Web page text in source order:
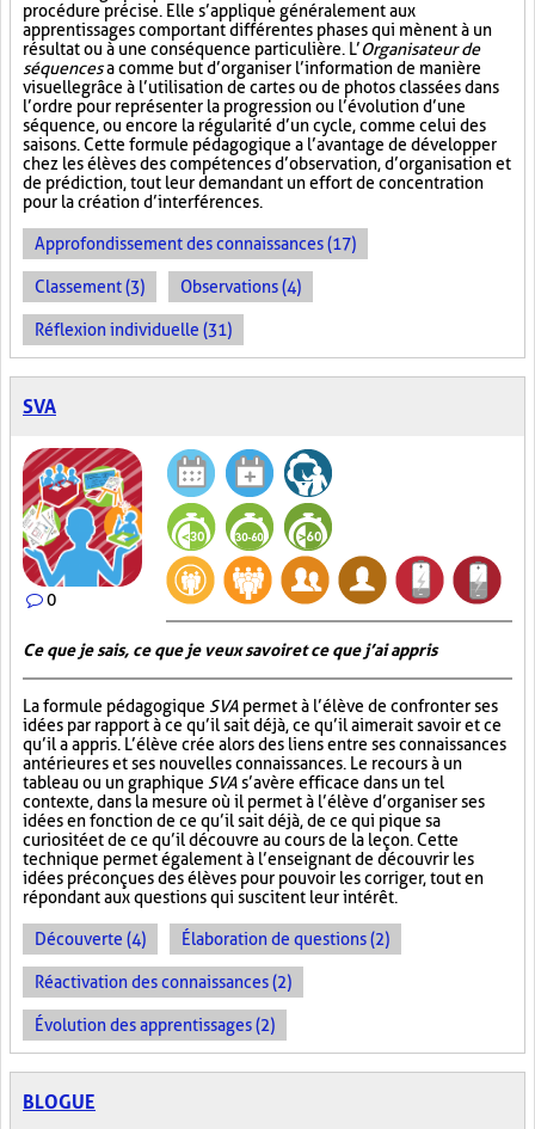
procédure précise. Elle s’applique généralement aux
apprentissages comportant différentes phases qui mènent à un
résultat ou à une conséquence particulière. L’Organisateur de
séquencesa comme but d’organiser l’information de manière
visuellegrâce à l’utilisation de cartes ou de photos classées dans
l’ordre pour représenter la progression ou l’évolution d’une
séquence, ou encore la régularité d’un cycle, comme celui des
saisons. Cette formule pédagogique a l’avantage de développer
chez les élèves des compétences d’observation, d’organisation et
de prédiction, tout leur demandant un effort de concentration
pour la création d’interférences.
Approfondissement des connaissances (17)
Classement (3) Observations (4)
Réflexion individuelle (31)
SVA
0
Ce que je sais, ce que je veux savoir et ce que j’ai appris
La formule pédagogique SVA permet à l’élève de confronter ses
idées par rapport à ce qu’il sait déjà, ce qu’il aimerait savoir et ce
qu’il a appris. L’élève crée alors des liens entre ses connaissances
antérieures et ses nouvelles connaissances. Le recours à un
tableau ou un graphique SVA s’avère efficace dans un tel
contexte, dans la mesure où il permet à l’élève d’organiser ses
idées en fonction de ce qu’il sait déjà, de ce qui pique sa
curiosité et de ce qu’il découvre au cours de la leçon. Cette
technique permet également à l’enseignant de découvrir les
idées préconçues des élèves pour pouvoir les corriger, tout en
répondant aux questions qui suscitent leur intérêt.
Découverte (4) Élaboration de questions (2)
Réactivation des connaissances (2)
Évolution des apprentissages (2)
BLOGUE